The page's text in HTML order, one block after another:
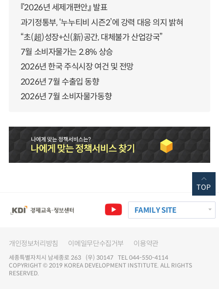
『2026년 세제개편안』 발표
과기정통부, ‘누누티비 시즌2’에 강력 대응 의지 밝혀
“초(超)성장+신(新)공간, 대체불가 산업강국”
7월 소비자물가는 2.8% 상승
2026년 한국 주식시장 여건 및 전망
2026년 7월 수출입 동향
2026년 7월 소비자물가동향
FAMILY SITE
개인정보처리방침 이메일무단수집거부 이용약관
세종특별자치시 남세종로 263 (우) 30147 TEL 044-550-4114
COPYRIGHT © 2019 KOREA DEVELOPMENT INSTITUTE. ALL RIGHTS
RESERVED.
TOP